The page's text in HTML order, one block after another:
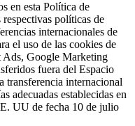
en esta Política de
políticas de
internacionales de
el uso de las cookies de
Google Marketing
fuera del Espacio
transferencia internacional
adecuadas establecidas en
UU de fecha 10 de julio